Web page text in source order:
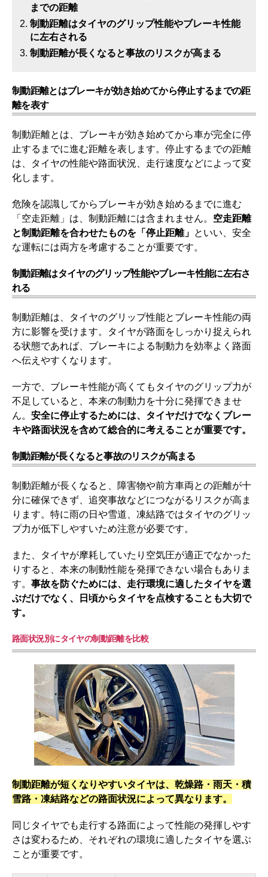
までの距離
制動距離はタイヤのグリップ性能やブレーキ性能
に左右される
制動距離が長くなると事故のリスクが高まる
制動距離とはブレーキが効き始めてから停止するまでの距
離を表す
制動距離とは、ブレーキが効き始めてから車が完全に停
止するまでに進む距離を表します。停止するまでの距離
は、タイヤの性能や路面状況、走行速度などによって変
化します。
危険を認識してからブレーキが効き始めるまでに進む
「空走距離」は、制動距離には含まれません。 空走距離
と制動距離を合わせたものを「停止距離」 といい、安全
な運転には両方を考慮することが重要です。
制動距離はタイヤのグリップ性能やブレーキ性能に左右さ
れる
制動距離は、タイヤのグリップ性能とブレーキ性能の両
方に影響を受けます。タイヤが路面をしっかり捉えられ
る状態であれば、ブレーキによる制動力を効率よく路面
へ伝えやすくなります。
一方で、ブレーキ性能が高くてもタイヤのグリップ力が
不足していると、本来の制動力を十分に発揮できませ
ん。 安全に停止するためには、タイヤだけでなくブレー
キや路面状況を含めて総合的に考えることが重要です。
制動距離が長くなると事故のリスクが高まる
制動距離が長くなると、障害物や前方車両との距離が十
分に確保できず、追突事故などにつながるリスクが高ま
ります。特に雨の日や雪道、凍結路ではタイヤのグリッ
プ力が低下しやすいため注意が必要です。
また、タイヤが摩耗していたり空気圧が適正でなかった
りすると、本来の制動性能を発揮できない場合もありま
す。 事故を防ぐためには、走行環境に適したタイヤを選
ぶだけでなく、日頃からタイヤを点検することも大切で
す。
路面状況別にタイヤの制動距離を比較
制動距離が短くなりやすいタイヤは、乾燥路・雨天・積
雪路・凍結路などの路面状況によって異なります。
同じタイヤでも走行する路面によって性能の発揮しやす
さは変わるため、それぞれの環境に適したタイヤを選ぶ
ことが重要です。